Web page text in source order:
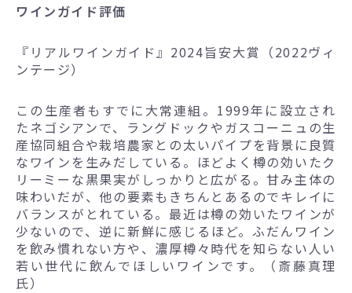
ワインガイド評価
『リアルワインガイド』2024旨安大賞（2022ヴィ
ンテージ）
この生産者もすでに大常連組。1999年に設立され
たネゴシアンで、ラングドックやガスコーニュの生
産協同組合や栽培農家との太いパイプを背景に良質
なワインを生みだしている。ほどよく樽の効いたク
リーミーな黒果実がしっかりと広がる。甘み主体の
味わいだが、他の要素もきちんとあるのでキレイに
バランスがとれている。最近は樽の効いたワインが
少ないので、逆に新鮮に感じるほど。ふだんワイン
を飲み慣れない方や、濃厚樽々時代を知らない人い
若い世代に飲んでほしいワインです。（斎藤真理
氏）